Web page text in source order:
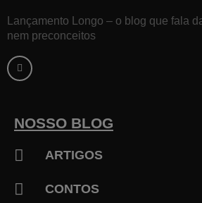
Lançamento Longo – o blog que fala
nem preconceitos
a
c
e
k
-
NOSSO BLOG
ARTIGOS
CONTOS